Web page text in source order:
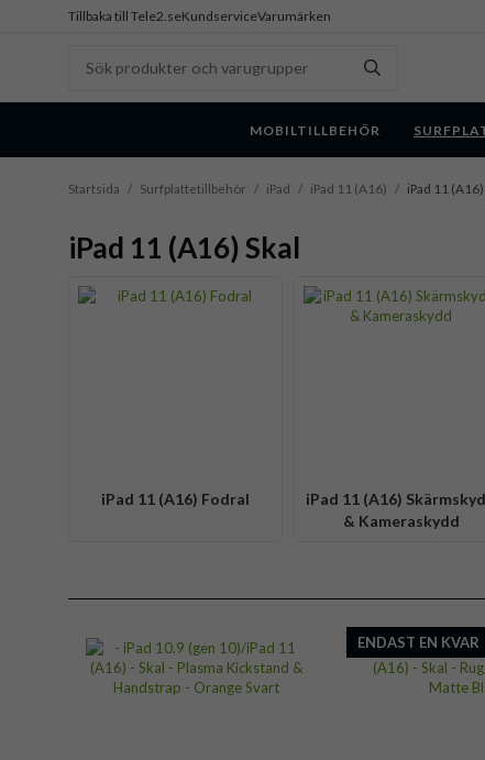
Tillbaka till Tele2.seKundserviceVarumärken
MOBILTILLBEHÖR
Startsida / Surfplattetillbehör / iPad / iPad 11 (A16) / iPad 11 (A16)
iPad 11 (A16) Skal
iPad 11 (A16) Fodral
iPad 11 (A16)
& Kameraskydd
ENDAST EN KVAR